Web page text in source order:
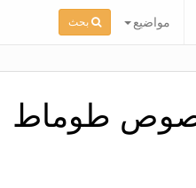
مواضيع بحث
بصوص طوماط